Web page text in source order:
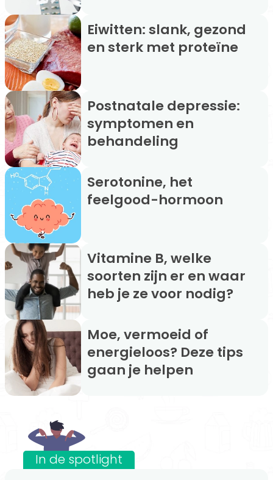
Eiwitten: slank, gezond
en sterk met proteïne
Postnatale depressie:
symptomen en
behandeling
Serotonine, het
feelgood-hormoon
Vitamine B, welke
soorten zijn er en waar
heb je ze voor nodig?
Moe, vermoeid of
energieloos? Deze tips
gaan je helpen
In de spotlight